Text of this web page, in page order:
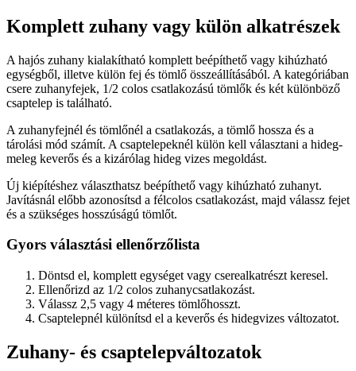
Komplett zuhany vagy külön alkatrészek
A hajós zuhany kialakítható komplett beépíthető vagy kihúzható
egységből, illetve külön fej és tömlő összeállításából. A kategóriában
csere zuhanyfejek, 1/2 colos csatlakozású tömlők és két különböző
csaptelep is található.
A zuhanyfejnél és tömlőnél a csatlakozás, a tömlő hossza és a
tárolási mód számít. A csaptelepeknél külön kell választani a hideg-
meleg keverős és a kizárólag hideg vizes megoldást.
Új kiépítéshez választhatsz beépíthető vagy kihúzható zuhanyt.
Javításnál előbb azonosítsd a félcolos csatlakozást, majd válassz fejet
és a szükséges hosszúságú tömlőt.
Gyors választási ellenőrzőlista
Döntsd el, komplett egységet vagy cserealkatrészt keresel.
Ellenőrizd az 1/2 colos zuhanycsatlakozást.
Válassz 2,5 vagy 4 méteres tömlőhosszt.
Csaptelepnél különítsd el a keverős és hidegvizes változatot.
Zuhany- és csaptelepváltozatok